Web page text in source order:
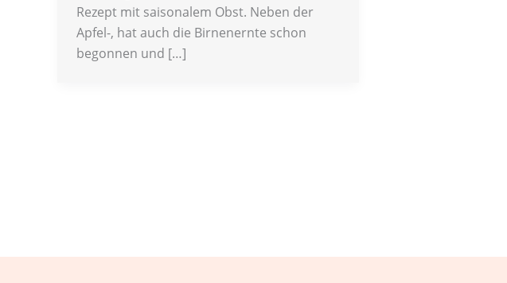
Rezept mit saisonalem Obst. Neben der
Apfel-, hat auch die Birnenernte schon
begonnen und […]